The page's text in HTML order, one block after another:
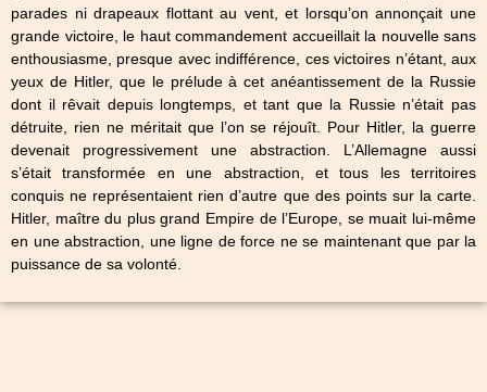
parades ni drapeaux flottant au vent, et lorsqu’on annonçait une
grande victoire, le haut commandement accueillait la nouvelle sans
enthousiasme, presque avec indifférence, ces victoires n’étant, aux
yeux de Hitler, que le prélude à cet anéantissement de la Russie
dont il rêvait depuis longtemps, et tant que la Russie n’était pas
détruite, rien ne méritait que l’on se réjouît. Pour Hitler, la guerre
devenait progressivement une abstraction. L’Allemagne aussi
s’était transformée en une abstraction, et tous les territoires
conquis ne représentaient rien d’autre que des points sur la carte.
Hitler, maître du plus grand Empire de l’Europe, se muait lui-même
en une abstraction, une ligne de force ne se maintenant que par la
puissance de sa volonté.